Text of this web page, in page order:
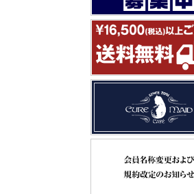
blooming doll （..
Harmonia bloom
blooming doll r..
¥4,950（税込）